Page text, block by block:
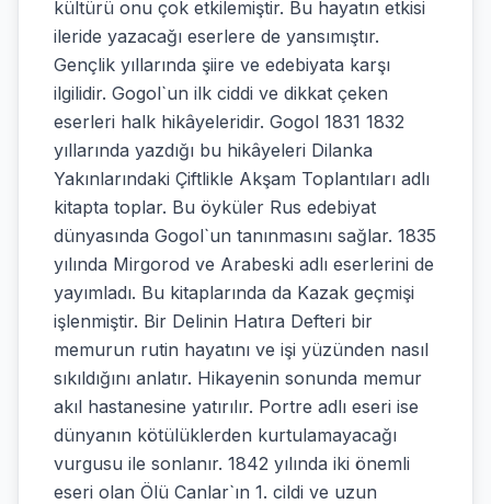
kültürü onu çok etkilemiştir. Bu hayatın etkisi
ileride yazacağı eserlere de yansımıştır.
Gençlik yıllarında şiire ve edebiyata karşı
ilgilidir. Gogol`un ilk ciddi ve dikkat çeken
eserleri halk hikâyeleridir. Gogol 1831 1832
yıllarında yazdığı bu hikâyeleri Dilanka
Yakınlarındaki Çiftlikle Akşam Toplantıları adlı
kitapta toplar. Bu öyküler Rus edebiyat
dünyasında Gogol`un tanınmasını sağlar. 1835
yılında Mirgorod ve Arabeski adlı eserlerini de
yayımladı. Bu kitaplarında da Kazak geçmişi
işlenmiştir. Bir Delinin Hatıra Defteri bir
memurun rutin hayatını ve işi yüzünden nasıl
sıkıldığını anlatır. Hikayenin sonunda memur
akıl hastanesine yatırılır. Portre adlı eseri ise
dünyanın kötülüklerden kurtulamayacağı
vurgusu ile sonlanır. 1842 yılında iki önemli
eseri olan Ölü Canlar`ın 1. cildi ve uzun